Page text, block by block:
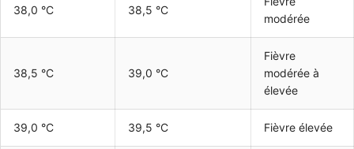
38,0 °C 38,5 °C
modérée
38,5 °C 39,0 °C
Fièvre
modérée à
élevée
39,0 °C 39,5 °C Fièvre élevée